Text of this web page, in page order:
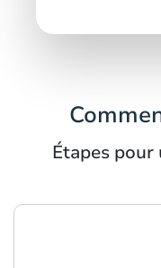
Étapes